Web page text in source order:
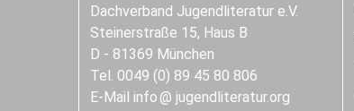
Dachverband Jugendliteratur e.V.
Steinerstraße 15, Haus B
D - 81369 München
Tel. 0049 (0) 89 45 80 806
E-Mail info jugendliteratur.org